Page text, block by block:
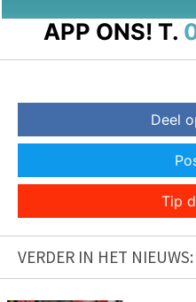
APP ONS! T.
Deel
Tip
VERDER IN HET NIEUWS: